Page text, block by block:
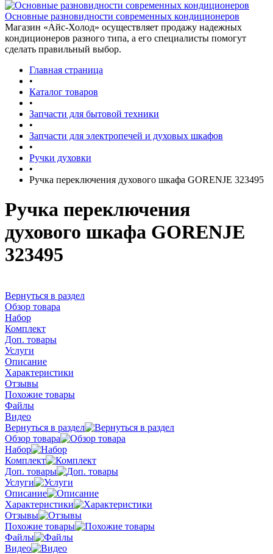
Основные разновидности современных кондиционеров
Магазин «Айс-Холод» осуществляет продажу надежных
кондиционеров разного типа, а его специалисты помогут
сделать правильный выбор.
Главная страница
•
Каталог товаров
•
Запчасти для бытовой техники
•
Запчасти для электропечей и духовых шкафов
•
Ручки духовки
•
Ручка переключения духового шкафа GORENJE 323495
Ручка переключения
духового шкафа GORENJE
323495
Вернуться в раздел
Обзор товара
Набор
Комплект
Доп. товары
Услуги
Описание
Характеристики
Отзывы
Похожие товары
Файлы
Видео
Вернуться в раздел
Обзор товара
Набор
Комплект
Доп. товары
Услуги
Описание
Характеристики
Отзывы
Похожие товары
Файлы
Видео